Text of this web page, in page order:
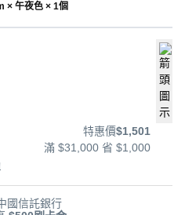
× 午夜色 × 1個
特惠價$1,501
滿 $31,000 省 $1,000
國信託銀行